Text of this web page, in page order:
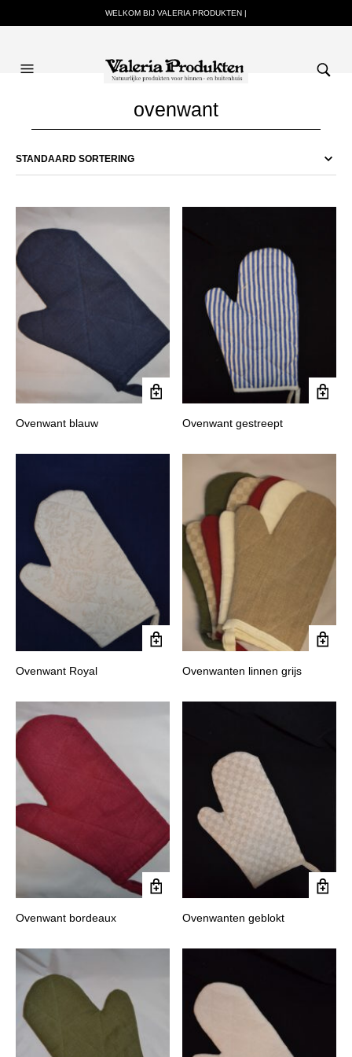
WELKOM BIJ VALERIA PRODUKTEN |
ovenwant
Ovenwant blauw Ovenwant gestreept
Ovenwant Royal Ovenwanten linnen grijs
Ovenwant bordeaux Ovenwanten geblokt